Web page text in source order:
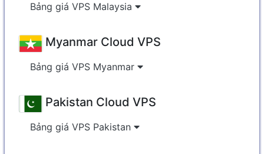
Bảng giá VPS Malaysia
Myanmar Cloud VPS
Bảng giá VPS Myanmar
Pakistan Cloud VPS
Bảng giá VPS Pakistan